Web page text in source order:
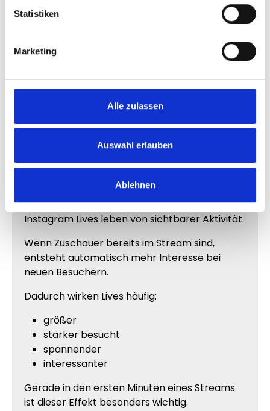
Statistiken
Marketing
Alle zulassen
Auswahl erlauben
Ablehnen
Für die Bestellung werden keine Zugangsdaten
benötigt. Du musst weder dein Passwort noch
Benutzername oder dein aktueller Livestream.
Dadurch bleibt dein Profil geschützt und die
Bestellung kann unkompliziert durchgeführt
Warum starke Livestreams mehr
Instagram Lives leben von sichtbarer Aktivität.
Wenn Zuschauer bereits im Stream sind,
entsteht automatisch mehr Interesse bei
neuen Besuchern.
Dadurch wirken Lives häufig:
größer
stärker besucht
spannender
interessanter
Gerade in den ersten Minuten eines Streams
ist dieser Effekt besonders wichtig.